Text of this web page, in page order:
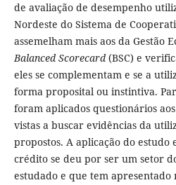
de avaliação de desempenho
Nordeste do Sistema de
assemelham mais aos da Gestão
Balanced Scorecard(BSC) e
eles se complementam e se a
forma proposital ou instintiva.
foram aplicados questionários
vistas a buscar evidências da
propostos. A aplicação do estudo
crédito se deu por ser um setor
estudado e que tem apresentado